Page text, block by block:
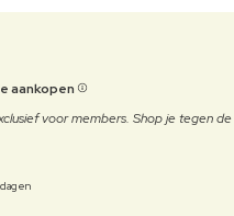
aankopen
voor members. Shop je tegen